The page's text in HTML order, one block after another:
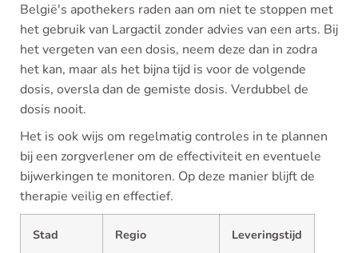
België's apothekers raden aan om niet te stoppen met
het gebruik van Largactil zonder advies van een arts. Bij
het vergeten van een dosis, neem deze dan in zodra
het kan, maar als het bijna tijd is voor de volgende
dosis, oversla dan de gemiste dosis. Verdubbel de
dosis nooit.
Het is ook wijs om regelmatig controles in te plannen
bij een zorgverlener om de effectiviteit en eventuele
bijwerkingen te monitoren. Op deze manier blijft de
therapie veilig en effectief.
Stad Regio Leveringstijd